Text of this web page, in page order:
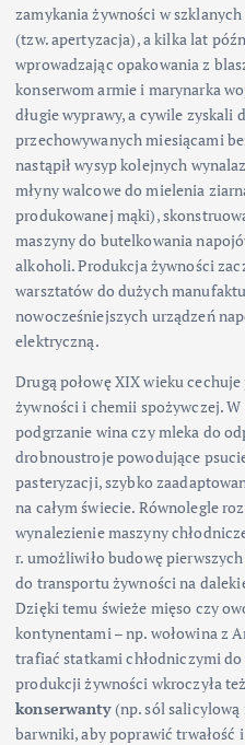
zamykania żywności w
(tzw. apertyzacja), a kilka lat
wprowadzając opakowania z
konserwom armie i marynarka
długie wyprawy, a cywile zyskali
przechowywanych miesiącami
nastąpił wysyp kolejnych
młyny walcowe do mielenia
produkowanej mąki),
maszyny do butelkowania
alkoholi. Produkcja żywności
warsztatów do dużych
nowocześniejszych urządzeń
elektryczną.
Drugą połowę XIX wieku
żywności i chemii spożywczej. W
podgrzanie wina czy mleka do
drobnoustroje powodujące
pasteryzacji, szybko
na całym świecie. Równolegle
wynalezienie maszyny
r. umożliwiło budowę
do transportu żywności na
Dzięki temu świeże mięso czy
kontynentami – np. wołowina z
trafiać statkami chłodniczymi do
produkcji żywności wkroczyła
konserwanty(np. sól salicylową
barwniki, aby poprawić trwałość